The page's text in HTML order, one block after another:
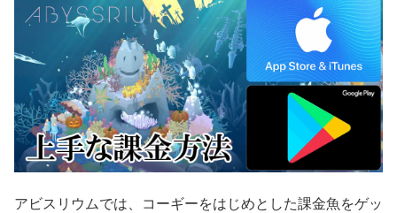
アビスリウムでは、コーギーをはじめとした課金魚をゲッ